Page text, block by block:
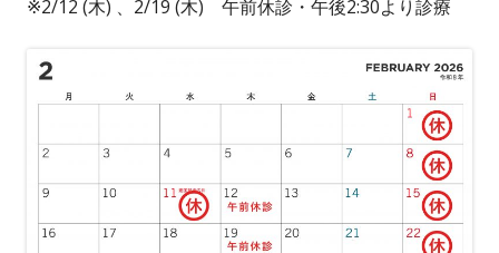
※2/12 (木) 、2/19 (木) 午前休診・午後2:30より診療